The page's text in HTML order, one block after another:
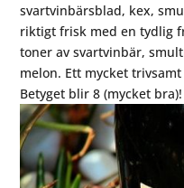
svartvinbärsblad, kex,
riktigt frisk med en tydlig
toner av svartvinbär,
melon. Ett mycket
Betyget blir 8 (mycket bra)!